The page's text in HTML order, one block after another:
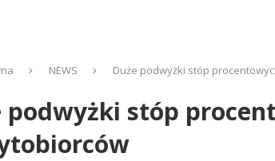
NEWS Duże podwyżki stóp
podwyżki stóp